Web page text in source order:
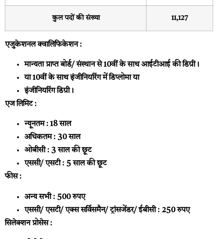
कुल पदों की संख्या 11,127
एजुकेशनल क्वालिफिकेशन :
मान्यता प्राप्त बोर्ड/ संस्थान से 10वीं के साथ आईटीआई की डिग्री।
या 10वीं के साथ इंजीनियरिंग में डिप्लोमा या
इंजीनियरिंग डिग्री।
एज लिमिट :
न्यूनतम : 18 साल
अधिकतम : 30 साल
ओबीसी : 3 साल की छूट
एससी/ एसटी : 5 साल की छूट
फीस :
अन्य सभी : 500 रुपए
एससी/ एसटी/ एक्स सर्विसमैन/ ट्रांसजेंडर/ ईबीसी : 250 रुपए
सिलेक्शन प्रोसेस :